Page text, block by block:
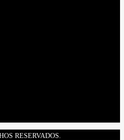
RESERVADOS.